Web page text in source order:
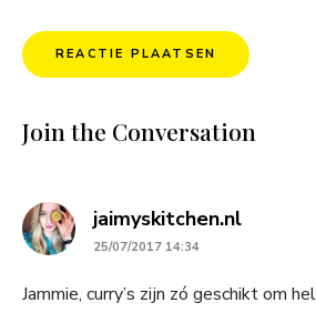
Join the Conversation
jaimyskitchen.nlsays:
25/07/2017 14:34
Jammie, curry’s zijn zó geschikt om